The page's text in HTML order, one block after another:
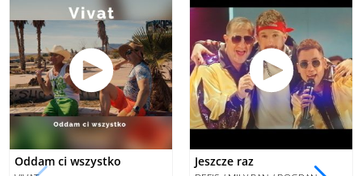
Oddam ci wszystko Jeszcze raz